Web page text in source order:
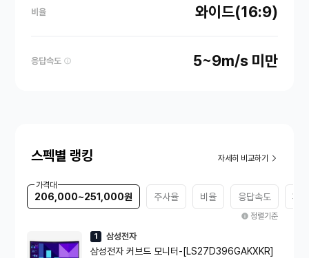
비율 와이드(16:9)
응답속도 5~9m/s 미만
스펙별 랭킹 자세히 비교하기
가격대
206,000~251,000원 주사율 비율 응답속도 패
정렬기준
1 삼성전자
삼성전자 커브드 모니터-[LS27D396GAKXKR]